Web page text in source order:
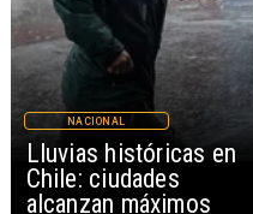
Lluvias históricas en
Chile: ciudades
alcanzan máximos
NACIONAL